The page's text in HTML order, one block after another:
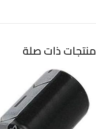
منتجات ذات صلة